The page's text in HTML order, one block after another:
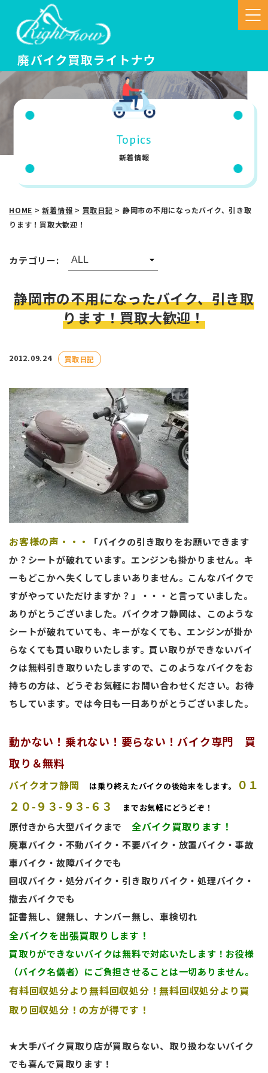
Topics
新着情報
HOME >新着情報 > 買取日記 > 静岡市の不用になったバイク、引き取
ります！買取大歓迎！
カテゴリー:
静岡市の不用になったバイク、引き取
ります！買取大歓迎！
2012.09.24 買取日記
お客様の声・・・
「バイクの引き取りをお願いできます
か？シートが破れています。エンジンも掛かりません。キ
ーもどこかへ失くしてしまいありません。こんなバイクで
すがやっていただけますか？」・・・と言っていました。
ありがとうございました。バイクオフ静岡は、このような
シートが破れていても、キーがなくても、エンジンが掛か
らなくても買い取りいたします。買い取りができないバイ
クは無料引き取りいたしますので、このようなバイクをお
持ちの方は、どうぞお気軽にお問い合わせください。お待
ちしています。では今日も一日ありがとうございました。
動かない！乗れない！要らない！バイク専門 買
取り＆無料
バイクオフ静岡 は乗り終えたバイクの後始末をします。
０１
２０-９３-９３-６３
までお気軽にどうどぞ！
原付きから大型バイクまで 全バイク買取ります！
廃車バイク・不動バイク・不要バイク・放置バイク・事故
車バイク・故障バイクでも
回収バイク・処分バイク・引き取りバイク・処理バイク・
撤去バイクでも
証書無し、鍵無し、ナンバー無し、車検切れ
全バイクを出張買取りします！
買取りができないバイクは無料で対応いたします！お役様
（バイク名儀者）にご負担させることは一切ありません。
有料回収処分より無料回収処分！無料回収処分より買
取り回収処分！の方が得です！
★大手バイク買取り店が買取らない、取り扱わないバイク
でも喜んで買取ります！